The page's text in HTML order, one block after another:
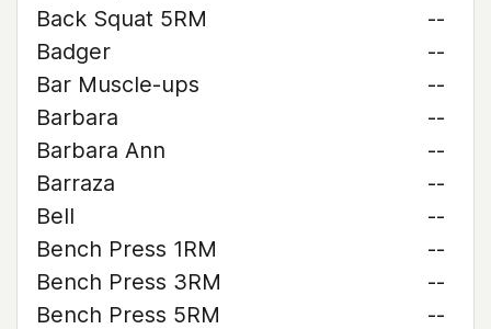
Back Squat 5RM
--
Badger
--
Bar Muscle-ups
--
Barbara
--
Barbara Ann
--
Barraza
--
Bell
--
Bench Press 1RM
--
Bench Press 3RM
--
Bench Press 5RM
--